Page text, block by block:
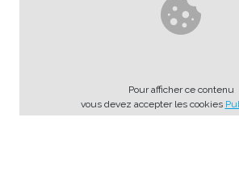
Pour afficher ce contenu
vous devez accepter les cookies